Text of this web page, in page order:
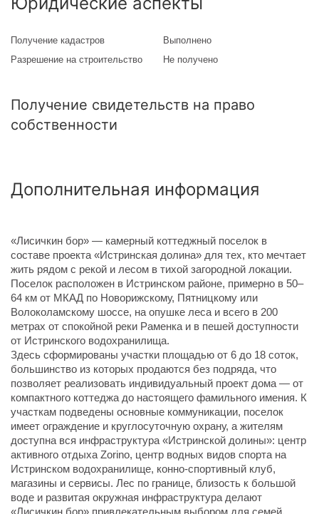
Получение кадастров
Выполнено
Разрешение на строительство
Не получено
Получение свидетельств на право
собственности
Дополнительная информация
«Лисичкин бор» — камерный коттеджный поселок в
составе проекта «Истринская долина» для тех, кто мечтает
жить рядом с рекой и лесом в тихой загородной локации.
Поселок расположен в Истринском районе, примерно в 50–
64 км от МКАД по Новорижскому, Пятницкому или
Волоколамскому шоссе, на опушке леса и всего в 200
метрах от спокойной реки Раменка и в пешей доступности
от Истринского водохранилища.
Здесь сформированы участки площадью от 6 до 18 соток,
большинство из которых продаются без подряда, что
позволяет реализовать индивидуальный проект дома — от
компактного коттеджа до настоящего фамильного имения. К
участкам подведены основные коммуникации, поселок
имеет ограждение и круглосуточную охрану, а жителям
доступна вся инфраструктура «Истринской долины»: центр
активного отдыха Zorino, центр водных видов спорта на
Истринском водохранилище, конно-спортивный клуб,
магазины и сервисы. Лес по границе, близость к большой
воде и развитая окружная инфраструктура делают